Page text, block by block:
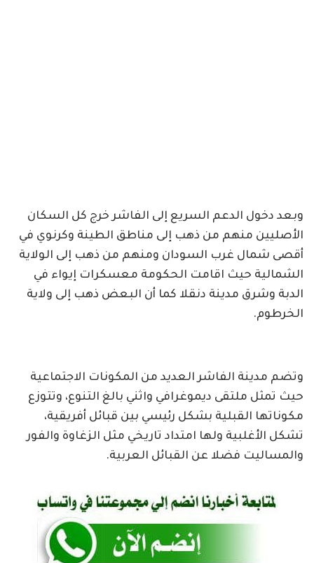
وبعد دخول الدعم السريع إلى الفاشر خرج كل السكان
الأصليين منهم من ذهب إلى مناطق الطينة وكرنوي في
أقصى شمال غرب السودان ومنهم من ذهب إلى الولاية
الشمالية حيث اقامت الحكومة معسكرات إيواء في
الدبة وشرق مدينة دنقلا كما أن البعض ذهب إلى ولاية
الخرطوم.
وتضم مدينة الفاشر العديد من المكونات الاجتماعية
حيث تمثل ملتقى ديموغرافي واثني بالغ التنوع، وتتوزع
مكوناتها القبلية بشكل رئيسي بين قبائل أفريقية،
تشكل الأغلبية ولها امتداد تاريخي مثل الزغاوة والفور
والمساليت فضلا عن القبائل العربية.